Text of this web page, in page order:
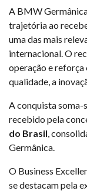
A BMW
trajetória ao
uma das mais
internacional. O
operação e
qualidade, a
A conquista
recebido pela
do Brasil ,
Germânica.
O Business
se destacam pela